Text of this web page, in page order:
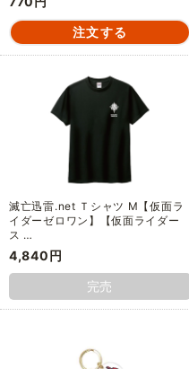
滅亡迅雷.net Ｔシャツ M【仮面ラ
イダーゼロワン】【仮面ライダー
ス …
4,840円
完売